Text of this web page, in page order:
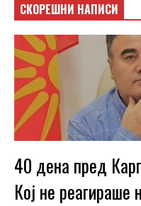
СКОРЕШНИ НАПИСИ
40 дена пред
Кој не